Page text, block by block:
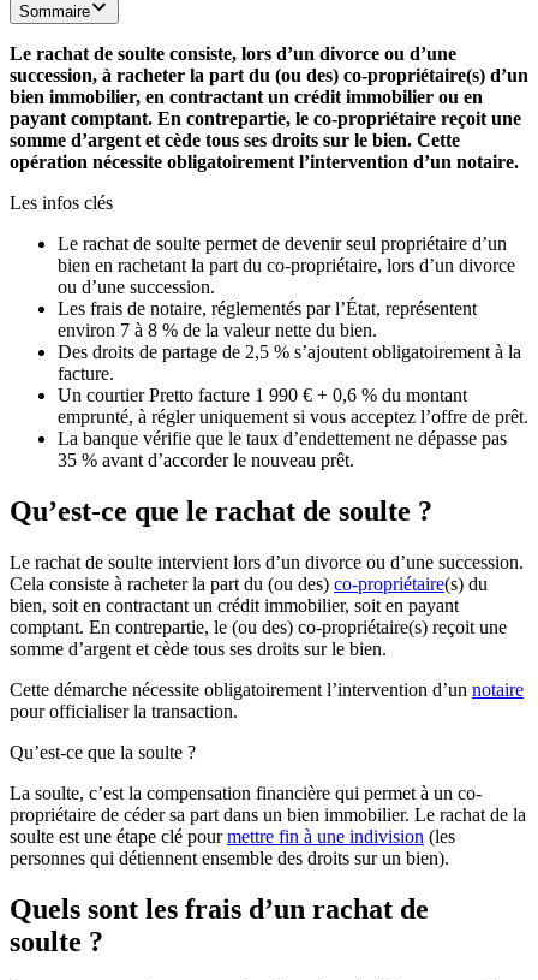
Sommaire
Le rachat de soulte consiste, lors d’un divorce ou d’une
succession, à racheter la part du (ou des) co-propriétaire(s) d’un
bien immobilier, en contractant un crédit immobilier ou en
payant comptant. En contrepartie, le co-propriétaire reçoit une
somme d’argent et cède tous ses droits sur le bien. Cette
opération nécessite obligatoirement l’intervention d’un notaire.
Les infos clés
Le rachat de soulte permet de devenir seul propriétaire d’un
bien en rachetant la part du co-propriétaire, lors d’un divorce
ou d’une succession.
Les frais de notaire, réglementés par l’État, représentent
environ 7 à 8 % de la valeur nette du bien.
Des droits de partage de 2,5 % s’ajoutent obligatoirement à la
facture.
Un courtier Pretto facture 1 990 € + 0,6 % du montant
emprunté, à régler uniquement si vous acceptez l’offre de prêt.
La banque vérifie que le taux d’endettement ne dépasse pas
35 % avant d’accorder le nouveau prêt.
Qu’est-ce que le rachat de soulte ?
Le rachat de soulte intervient lors d’un divorce ou d’une succession.
Cela consiste à racheter la part du (ou des) co-propriétaire(s) du
bien, soit en contractant un crédit immobilier, soit en payant
comptant. En contrepartie, le (ou des) co-propriétaire(s) reçoit une
somme d’argent et cède tous ses droits sur le bien.
Cette démarche nécessite obligatoirement l’intervention d’un notaire
pour officialiser la transaction.
Qu’est-ce que la soulte ?
La soulte, c’est la compensation financière qui permet à un co-
propriétaire de céder sa part dans un bien immobilier. Le rachat de la
soulte est une étape clé pourmettre fin à une indivision (les
personnes qui détiennent ensemble des droits sur un bien).
Quels sont les frais d’un rachat de
soulte ?